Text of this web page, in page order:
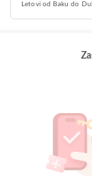
Letovi od Baku do